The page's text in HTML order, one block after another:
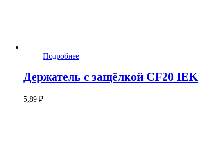
Подробнее
Держатель с защёлкой CF20 IEK
5,89 ₽